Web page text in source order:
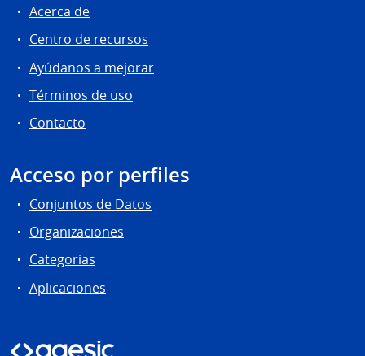
Acerca de
Centro de recursos
Ayúdanos a mejorar
Términos de uso
Contacto
Acceso por perfiles
Conjuntos de Datos
Organizaciones
Categorias
Aplicaciones